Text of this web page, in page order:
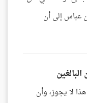
عباس إلى أن
لا يجوز، وأن